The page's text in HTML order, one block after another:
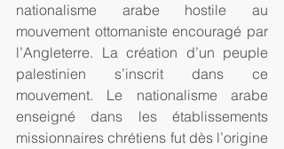
nationalisme arabe hostile au
mouvement ottomaniste encouragé par
l’Angleterre. La création d’un peuple
palestinien s’inscrit dans ce
mouvement. Le nationalisme arabe
enseigné dans les établissements
missionnaires chrétiens fut dès l’origine